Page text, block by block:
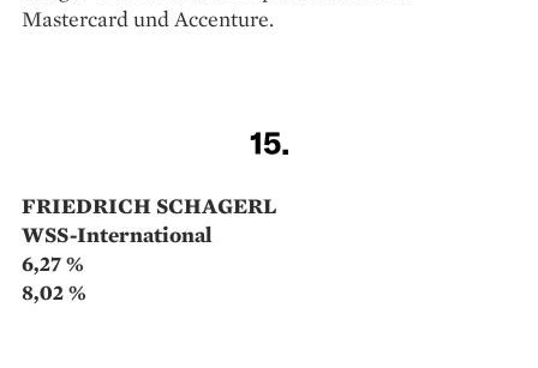
TASSILO SEILERN-ASPANG,
MICHAEL FAHERTY,
FERNANDO LEON,
CORENTIN MASSIN